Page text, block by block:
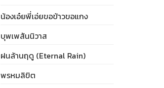
น้องเอ๋ยพี่เอ่ยขอข้าวขอแกง
บุพเพสันนิวาส
ฝนล้านฤดู (Eternal Rain)
พรหมลิขิต